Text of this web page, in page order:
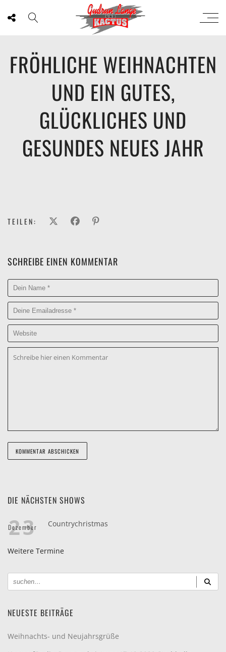
FRÖHLICHE WEIHNACHTEN
UND EIN GUTES,
GLÜCKLICHES UND
GESUNDES NEUES JAHR
TEILEN:
SCHREIBE EINEN KOMMENTAR
DIE NÄCHSTEN SHOWS
23
Dezember Countrychristmas
Weitere Termine
NEUESTE BEITRÄGE
Weihnachts- und Neujahrsgrüße